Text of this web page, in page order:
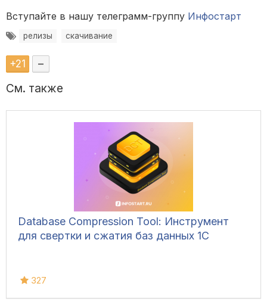
Вступайте в нашу телеграмм-группу Инфостарт
релизы скачивание
+21 –
См. также
Database Compression Tool: Инструмент
для свертки и сжатия баз данных 1С
327